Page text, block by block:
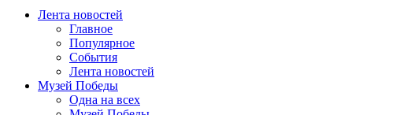
Лента новостей
Главное
Популярное
События
Лента новостей
Музей Победы
Одна на всех